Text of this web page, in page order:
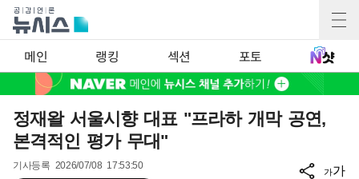
메인 랭킹 섹션 포토
정재왈 서울시향 대표 "프라하 개막 공연,
본격적인 평가 무대"
기사등록 2026/07/08 17:53:50
가가